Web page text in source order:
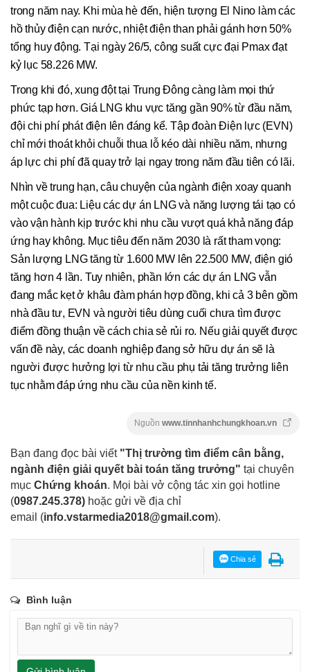
trong năm nay. Khi mùa hè đến, hiện tượng El Nino làm các
hồ thủy điện cạn nước, nhiệt điện than phải gánh hơn 50%
tổng huy động. Tại ngày 26/5, công suất cực đại Pmax đạt
kỷ lục 58.226 MW.
Trong khi đó, xung đột tại Trung Đông càng làm mọi thứ
phức tạp hơn. Giá LNG khu vực tăng gần 90% từ đầu năm,
đội chi phí phát điện lên đáng kể. Tập đoàn Điện lực (EVN)
chỉ mới thoát khỏi chuỗi thua lỗ kéo dài nhiều năm, nhưng
áp lực chi phí đã quay trở lại ngay trong năm đầu tiên có lãi.
Nhìn về trung hạn, câu chuyện của ngành điện xoay quanh
một cuộc đua: Liệu các dự án LNG và năng lượng tái tạo có
vào vận hành kịp trước khi nhu cầu vượt quá khả năng đáp
ứng hay không. Mục tiêu đến năm 2030 là rất tham vọng:
Sản lượng LNG tăng từ 1.600 MW lên 22.500 MW, điện gió
tăng hơn 4 lần. Tuy nhiên, phần lớn các dự án LNG vẫn
đang mắc kẹt ở khâu đàm phán hợp đồng, khi cả 3 bên gồm
nhà đầu tư, EVN và người tiêu dùng cuối chưa tìm được
điểm đồng thuận về cách chia sẻ rủi ro. Nếu giải quyết được
vấn đề này, các doanh nghiệp đang sở hữu dự án sẽ là
người được hưởng lợi từ nhu cầu phụ tải tăng trưởng liên
tục nhằm đáp ứng nhu cầu của nền kinh tế.
Nguồn www.tinnhanhchungkhoan.vn
Bạn đang đọc bài viết "Thị trường tìm điểm cân bằng,
ngành điện giải quyết bài toán tăng trưởng" tại chuyên
mục Chứng khoán. Mọi bài vở cộng tác xin gọi hotline
(0987.245.378) hoặc gửi về địa chỉ
email (info.vstarmedia2018@gmail.com).
Chia sẻ
Bình luận